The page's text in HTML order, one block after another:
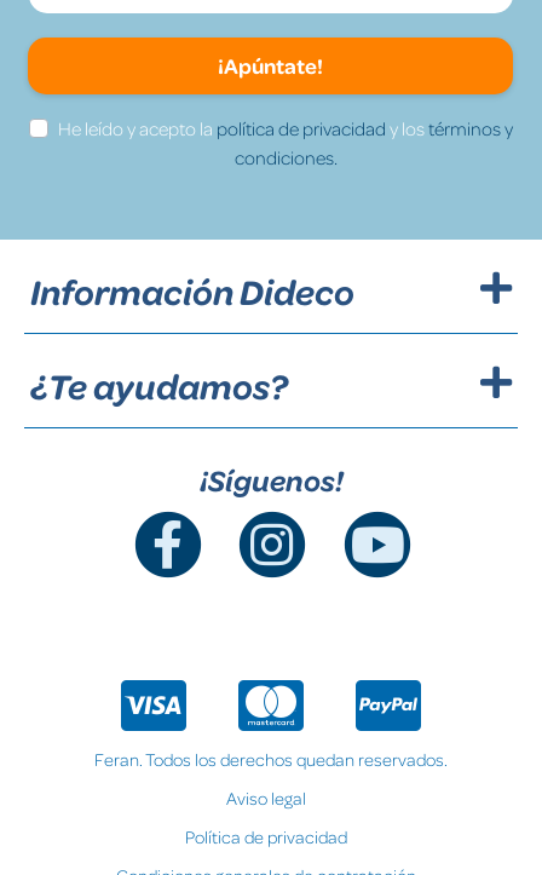
¡Apúntate!
He leído y acepto la política de privacidad y lostérminos y
condiciones.
Información Dideco
¿Te ayudamos?
¡Síguenos!
Feran. Todos los derechos quedan reservados.
Aviso legal
Política de privacidad